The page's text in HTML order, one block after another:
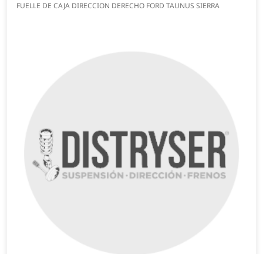
FUELLE DE CAJA DIRECCION DERECHO FORD TAUNUS SIERRA